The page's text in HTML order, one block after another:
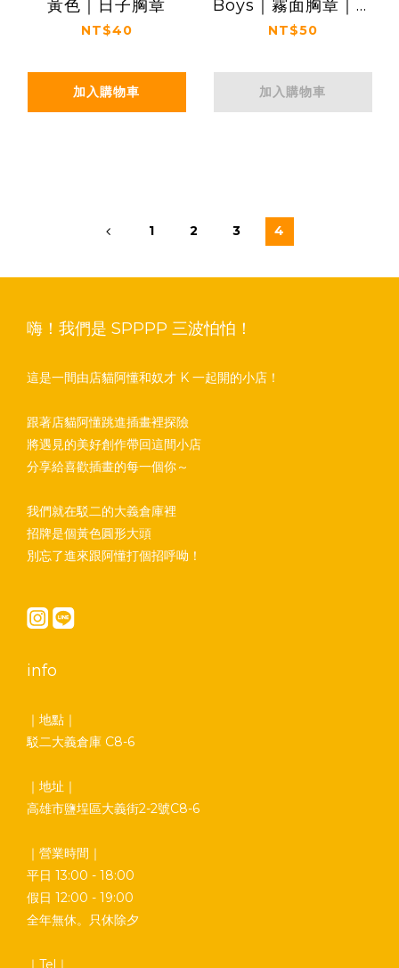
黃色｜日子胸章
NT$40
加入購物車
Boys｜霧面胸章｜一
起騎車兜風去
NT$50
加入購物車
1 2 3 4
嗨！我們是 SPPPP 三波怕怕！
這是一間由店貓阿懂和奴才 K 一起開的小店！
跟著店貓阿懂跳進插畫裡探險
將遇見的美好創作帶回這間小店
分享給喜歡插畫的每一個你～
我們就在駁二的大義倉庫裡
招牌是個黃色圓形大頭
別忘了進來跟阿懂打個招呼呦！
info
｜地點｜
駁二大義倉庫 C8-6
｜地址｜
高雄市鹽埕區大義街2-2號C8-6
｜營業時間｜
平日 13:00 - 18:00
假日 12:00 - 19:00
全年無休。只休除夕
｜Tel｜